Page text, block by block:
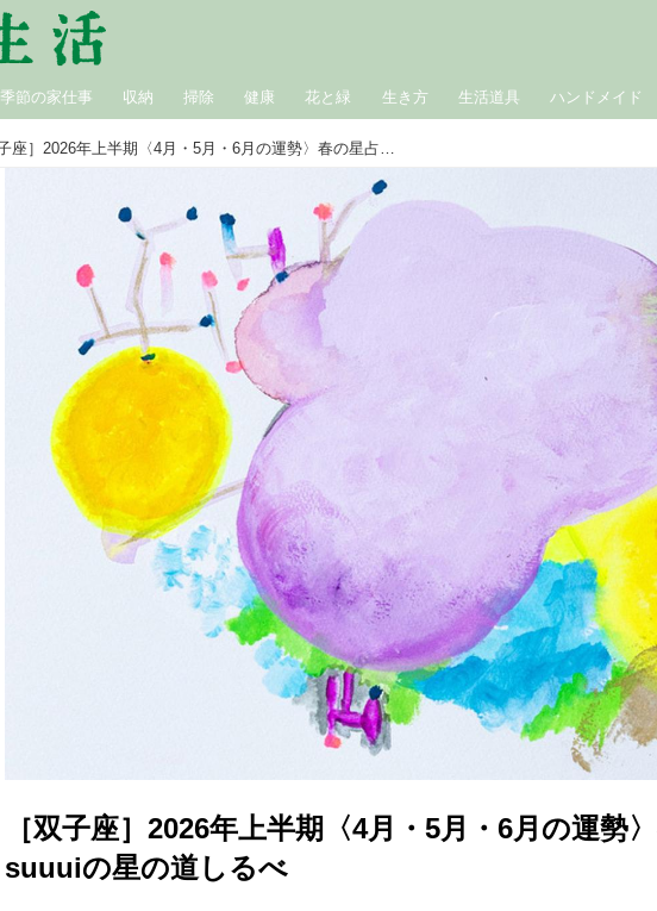
季節の家仕事 収納 掃除 健康 花と緑 生き方 生活道具 ハンドメイド
［双子座］2026年上半期〈4月・5月・6月の運勢〉春の星占い｜suuuiの星の道しるべ
［双子座］2026年上半期〈4月・5月・6月の運勢
suuuiの星の道しるべ